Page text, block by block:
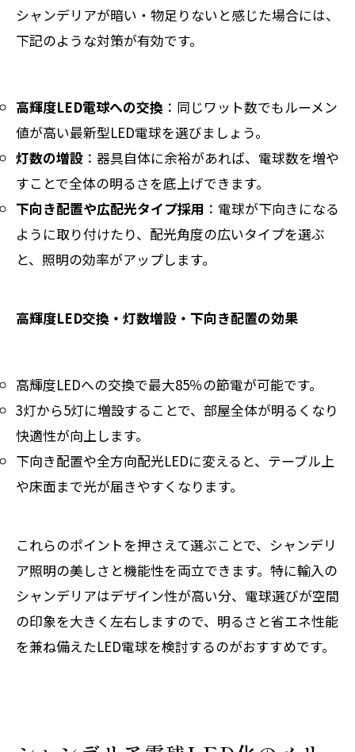
シャンデリアが暗い・物足りないと感じた場合には、
下記のような対策が有効です。
高輝度LED電球への交換 ：同じワット数でもルーメン
値が高い最新型LED電球を選びましょう。
灯数の増設 ：器具自体に余裕があれば、電球数を増や
すことで全体の明るさを底上げできます。
下向き配置や広配光タイプ採用 ：電球が下向きになる
ように取り付けたり、配光角度の広いタイプを選ぶ
と、照明の効率がアップします。
高輝度LED交換・灯数増設・下向き配置の効果
高輝度LEDへの交換で最大85％の節電が可能です。
3灯から5灯に増設することで、部屋全体が明るくなり
快適性が向上します。
下向き配置や全方向配光LEDに変えると、テーブル上
や床面まで光が届きやすくなります。
これらのポイントを押さえて選ぶことで、シャンデリ
ア照明の美しさと機能性を両立できます。特に輸入の
シャンデリアはデザイン性が高い分、電球選びが空間
の印象を大きく左右しますので、明るさと省エネ性能
を兼ね備えたLED電球を検討するのがおすすめです。